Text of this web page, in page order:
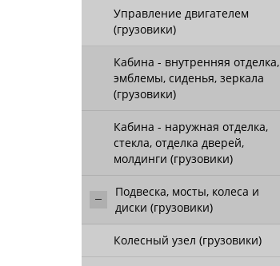
Управление двигателем
(грузовики)
Кабина - внутренняя отделка,
эмблемы, сиденья, зеркала
(грузовики)
Кабина - наружная отделка,
стекла, отделка дверей,
молдинги (грузовики)
Подвеска, мосты, колеса и
диски (грузовики)
Колесный узел (грузовики)